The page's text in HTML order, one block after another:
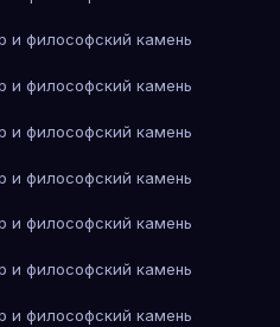
и философский камень
и философский камень
и философский камень
и философский камень
и философский камень
и философский камень
и философский камень